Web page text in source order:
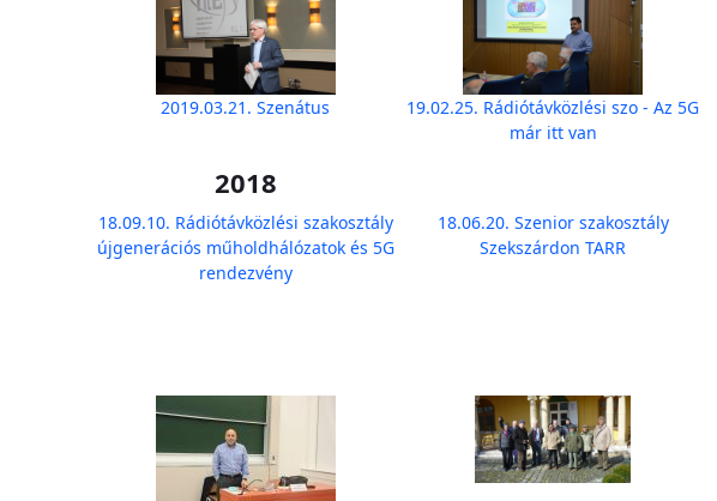
2019.03.21. Szenátus
19.02.25. Rádiótávközlési szo - Az 5G
már itt van
2018
18.09.10. Rádiótávközlési szakosztály
újgenerációs műholdhálózatok és 5G
rendezvény
18.06.20. Szenior szakosztály
Szekszárdon TARR